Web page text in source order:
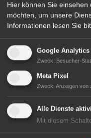
Kientzler
& Co KG
(Geselle/Meister/
(m/w/d)
Hier können Sie
möchten, um unsere
Informationen lesen Sie
Google Analytics
Zweck: Besucher-
Meta Pixel
Zweck: Anzeigen von
Alle Dienste
Mit diesem